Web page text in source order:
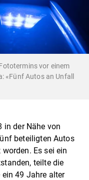
vor einem
«Fünf Autos an Unfall
in der Nähe von
beteiligten Autos
Es sei ein
teilte die
49 Jahre alter